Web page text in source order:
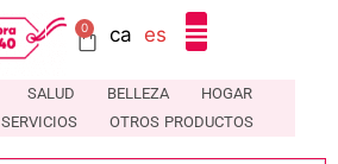
0 ca es
SALUD BELLEZA
HOGAR
SERVICIOS OTROS PRODUCTOS